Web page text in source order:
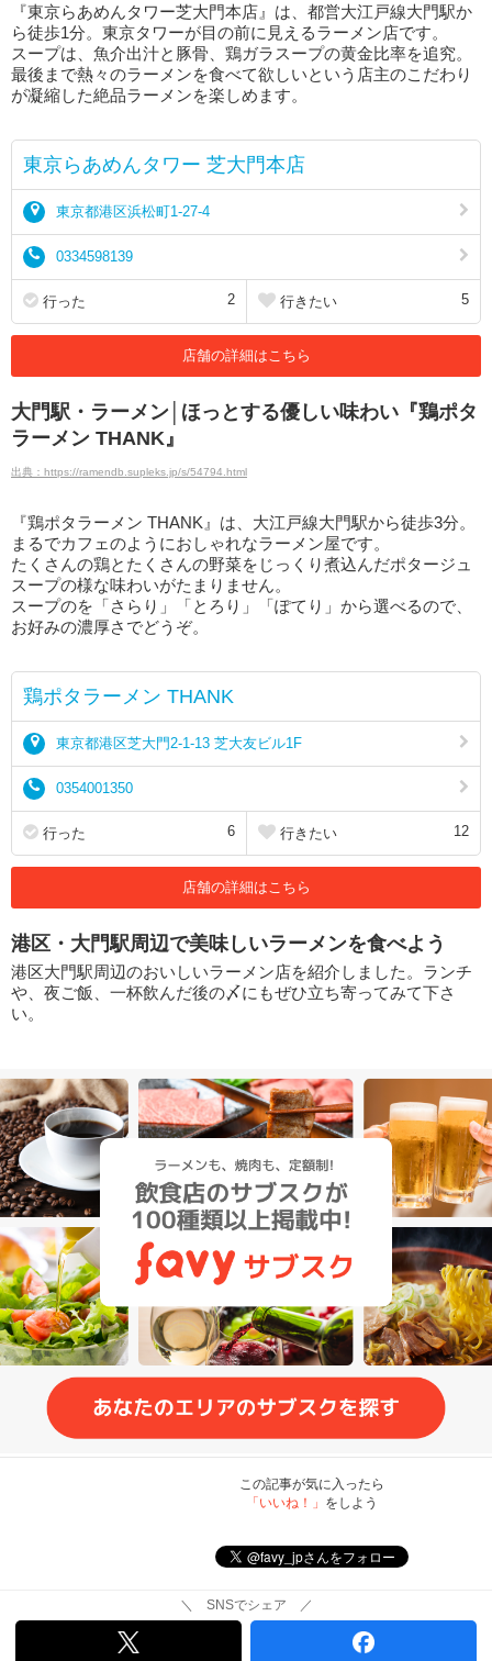
『東京らあめんタワー芝大門本店』は、都営大江戸線大門駅か
ら徒歩1分。東京タワーが目の前に見えるラーメン店です。
スープは、魚介出汁と豚骨、鶏ガラスープの黄金比率を追究。
最後まで熱々のラーメンを食べて欲しいという店主のこだわり
が凝縮した絶品ラーメンを楽しめます。
東京らあめんタワー 芝大門本店
東京都港区浜松町1-27-4
0334598139
行った 2 行きたい 5
店舗の詳細はこちら
大門駅・ラーメン│ほっとする優しい味わい『鶏ポタ
ラーメン THANK』
出典：https://ramendb.supleks.jp/s/54794.html
『鶏ポタラーメン THANK』は、大江戸線大門駅から徒歩3分。
まるでカフェのようにおしゃれなラーメン屋です。
たくさんの鶏とたくさんの野菜をじっくり煮込んだポタージュ
スープの様な味わいがたまりません。
スープのを「さらり」「とろり」「ぽてり」から選べるので、
お好みの濃厚さでどうぞ。
鶏ポタラーメン THANK
東京都港区芝大門2-1-13 芝大友ビル1F
0354001350
行った 6 行きたい 12
店舗の詳細はこちら
港区・大門駅周辺で美味しいラーメンを食べよう
港区大門駅周辺のおいしいラーメン店を紹介しました。ランチ
や、夜ご飯、一杯飲んだ後の〆にもぜひ立ち寄ってみて下さ
い。
この記事が気に入ったら
「いいね！」 をしよう
＼ SNSでシェア ／